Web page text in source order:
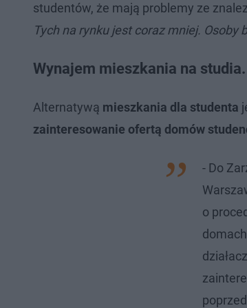
studentów, że mają problemy ze
Tych na rynku jest coraz mniej.
Wynajem mieszkania na
Alternatywą mieszkania dla studenta
zainteresowanie ofertą domów
- Do
o